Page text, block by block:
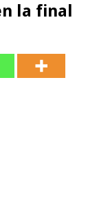
la final